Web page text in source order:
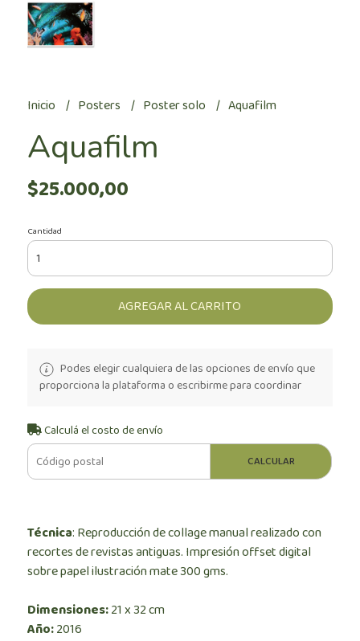
Inicio Posters Poster solo Aquafilm
Aquafilm
$25.000,00
Cantidad
AGREGAR AL CARRITO
Podes elegir cualquiera de las opciones de envío que
proporciona la plataforma o escribirme para coordinar
Calculá el costo de envío
CALCULAR
Técnica: Reproducción de collage manual realizado con
recortes de revistas antiguas. Impresión offset digital
sobre papel ilustración mate 300 gms.
Dimensiones:21 x 32 cm
Año:2016